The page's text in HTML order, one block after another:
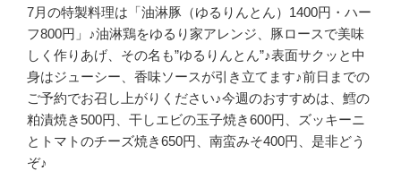
7月の特製料理は「油淋豚（ゆるりんとん）1400円・ハー
フ800円」♪油淋鶏をゆるり家アレンジ、豚ロースで美味
しく作りあげ、その名も”ゆるりんとん”♪表面サクッと中
身はジューシー、香味ソースが引き立てます♪前日までの
ご予約でお召し上がりください♪今週のおすすめは、鱈の
粕漬焼き500円、干しエビの玉子焼き600円、ズッキーニ
とトマトのチーズ焼き650円、南蛮みそ400円、是非どう
ぞ♪